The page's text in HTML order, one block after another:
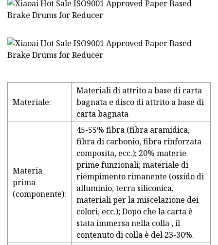
Materiale:
Materiali di attrito a base di carta
bagnata e disco di attrito a base di
carta bagnata
Materia
prima
(componente):
45-55% fibra (fibra aramidica,
fibra di carbonio, fibra rinforzata
composita, ecc.); 20% materie
prime funzionali; materiale di
riempimento rimanente (ossido di
alluminio, terra siliconica,
materiali per la miscelazione dei
colori, ecc.); Dopo che la carta è
stata immersa nella colla , il
contenuto di colla è del 23-30%.